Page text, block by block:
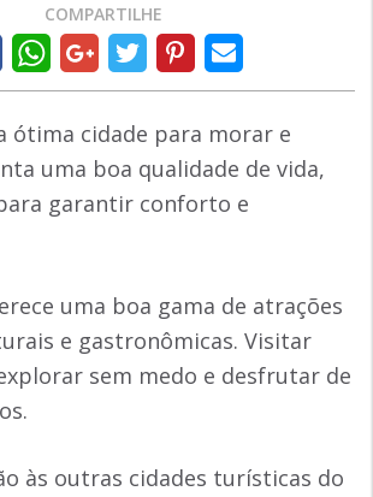
COMPARTILHE
ótima cidade para morar e
uma boa qualidade de vida,
garantir conforto e
uma boa gama de atrações
e gastronômicas. Visitar
sem medo e desfrutar de
às outras cidades turísticas do